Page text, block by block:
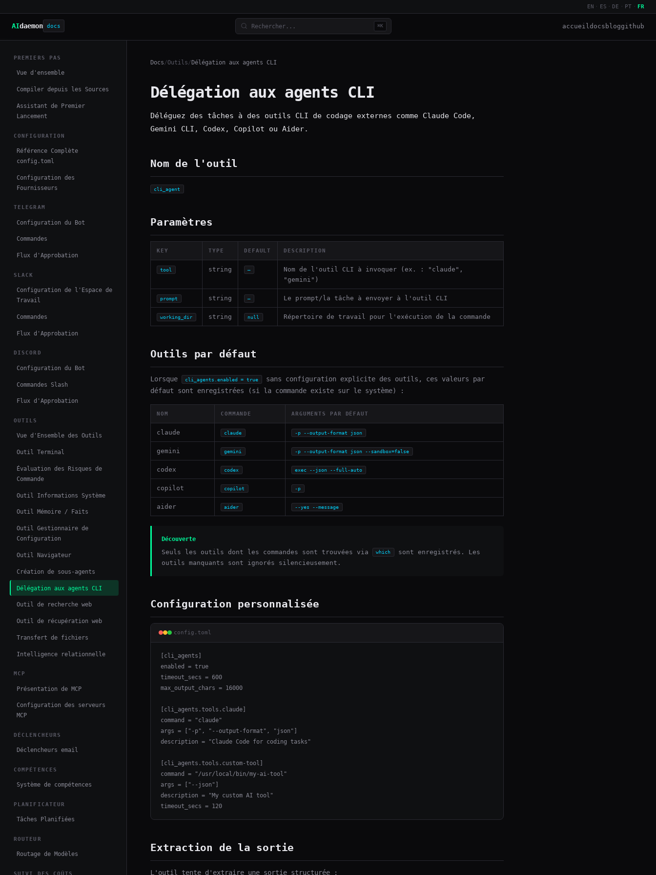
EN · ES · DE · PT · FR
AIdaemon docs ⌘K accueil docs bloggithub
PREMIERS PAS
Vue d'ensemble
Compiler depuis les Sources
Assistant de Premier
Lancement
CONFIGURATION
Référence Complète
config.toml
Configuration des
Fournisseurs
TELEGRAM
Configuration du Bot
Commandes
Flux d'Approbation
SLACK
Configuration de l'Espace de
Travail
Commandes
Flux d'Approbation
DISCORD
Configuration du Bot
Commandes Slash
Flux d'Approbation
OUTILS
Vue d'Ensemble des Outils
Outil Terminal
Évaluation des Risques de
Commande
Outil Informations Système
Outil Mémoire / Faits
Outil Gestionnaire de
Configuration
Outil Navigateur
Création de sous-agents
Délégation aux agents CLI
Outil de recherche web
Outil de récupération web
Transfert de fichiers
Intelligence relationnelle
MCP
Présentation de MCP
Configuration des serveurs
MCP
DÉCLENCHEURS
Déclencheurs email
COMPÉTENCES
Système de compétences
PLANIFICATEUR
Tâches Planifiées
ROUTEUR
Routage de Modèles
Docs/Outils/ Délégation aux agents CLI
Délégation aux agents CLI
Déléguez des tâches à des outils CLI de codage externes comme Claude Code,
Gemini CLI, Codex, Copilot ou Aider.
Nom de l'outil
cli_agent
Paramètres
KEY TYPE DEFAULT DESCRIPTION
tool string —
Nom de l'outil CLI à invoquer (ex. : "claude",
"gemini")
prompt string — Le prompt/la tâche à envoyer à l'outil CLI
working_dir string null Répertoire de travail pour l'exécution de la commande
Outils par défaut
Lorsque cli_agents.enabled = true
sans configuration explicite des outils, ces valeurs par
défaut sont enregistrées (si la commande existe sur le système) :
NOM COMMANDE ARGUMENTS PAR DÉFAUT
claude claude -p --output-format json
gemini gemini -p --output-format json --sandbox=false
codex codex exec --json --full-auto
copilot copilot -p
aider aider --yes --message
Découverte
Seuls les outils dont les commandes sont trouvées via
which
sont enregistrés. Les
outils manquants sont ignorés silencieusement.
Configuration personnalisée
config.toml
[cli_agents]
enabled = true
timeout_secs = 600
max_output_chars = 16000
[cli_agents.tools.claude]
command = "claude"
args = ["-p", "--output-format", "json"]
description = "Claude Code for coding tasks"
[cli_agents.tools.custom-tool]
command = "/usr/local/bin/my-ai-tool"
args = ["--json"]
description = "My custom AI tool"
timeout_secs = 120
Extraction de la sortie
L'outil tente d'extraire une sortie structurée :